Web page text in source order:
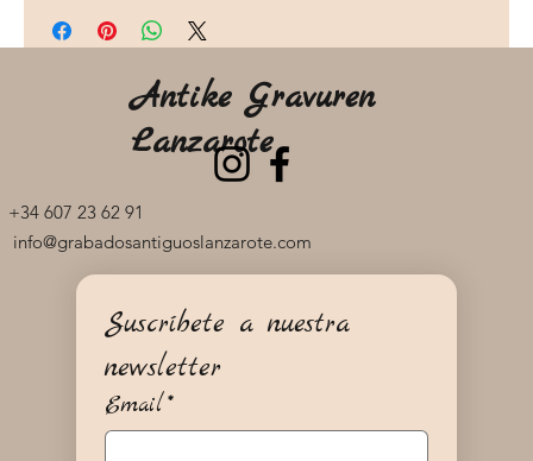
+34 607 23 62 91
info@grabadosantiguoslanzarote.com
Antike Gravuren
Lanzarote
Suscríbete a nuestra
newsletter
Email*